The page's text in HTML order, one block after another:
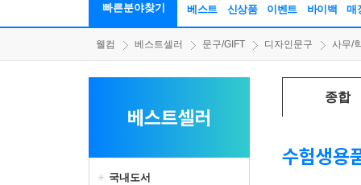
빠른분야찾기 베스트 신상품 이벤트 바이백 매
웰컴 베스트셀러 문구/GIFT 디자인문구 사무/
베스트셀러
국내도서
종합
수험생용